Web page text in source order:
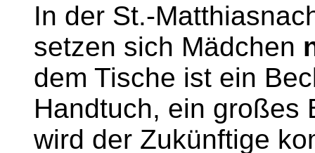
In der St.-
setzen sich Mädchen
dem Tische ist ein
Handtuch, ein großes
wird der Zukünftige